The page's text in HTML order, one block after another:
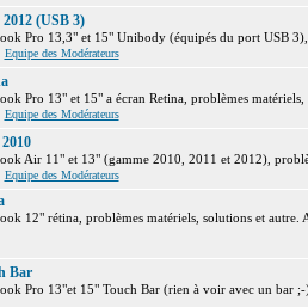
(USB 3)
Pro 13,3" et 15" Unibody (équipés du port USB
Equipe des Modérateurs
Pro 13" et 15" a écran Retina, problèmes matériels,
Equipe des Modérateurs
Air 11" et 13" (gamme 2010, 2011 et 2012),
Equipe des Modérateurs
12" rétina, problèmes matériels, solutions et
Bar
Pro 13"et 15" Touch Bar (rien à voir avec un bar